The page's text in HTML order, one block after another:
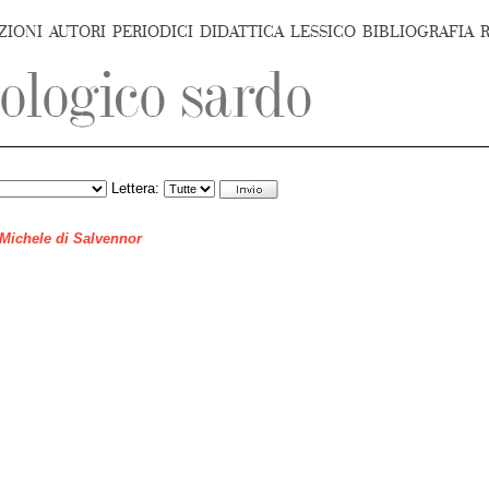
AUTORI PERIODICI DIDATTICA LESSICO BIBLIOGRAFIA
Lettera:
di Salvennor